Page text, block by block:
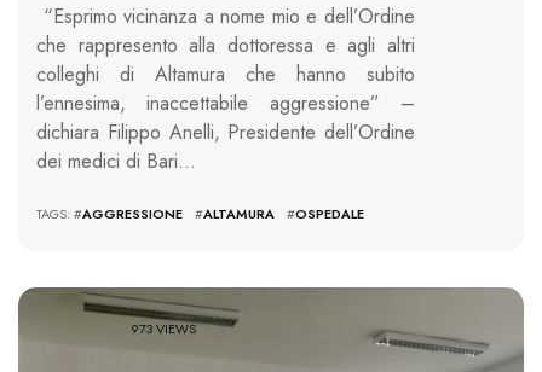
“Esprimo vicinanza a nome mio e dell’Ordine
che rappresento alla dottoressa e agli altri
colleghi di Altamura che hanno subito
l’ennesima, inaccettabile aggressione” –
dichiara Filippo Anelli, Presidente dell’Ordine
dei medici di Bari…
TAGS: #AGGRESSIONE #ALTAMURA #OSPEDALE
973 VIEWS